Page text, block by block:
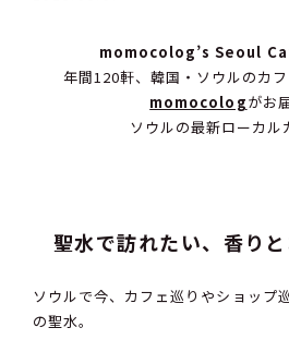
momocolog’s Seoul
年間120軒、韓国・ソウルのカ
momocologがお
ソウルの最新ローカル
聖水で訪れたい、香り
ソウルで今、カフェ巡りやショップ
の聖水。